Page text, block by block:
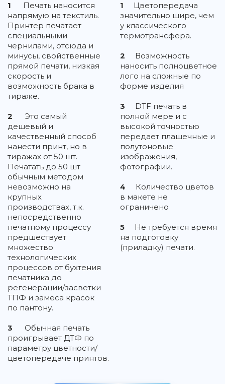
1
Печать наносится
напрямую на текстиль.
Принтер печатает
специальными
чернилами, отсюда и
минусы, свойственные
прямой печати, низкая
скорость и
возможность брака в
тираже.
2
Это самый
дешевый и
качественный способ
нанести принт, но в
тиражах от 50 шт.
Печатать до 50 шт
обычным методом
невозможно на
крупных
производствах, т.к.
непосредственно
печатному процессу
предшествует
множество
технологических
процессов от бухтения
печатника до
регенерации/засветки
ТПФ и замеса красок
по пантону.
3
Обычная печать
проигрывает ДТФ по
параметру цветности/
цветопередаче принтов.
1
Цветопередача
значительно шире, чем
у классического
термотрансфера.
2
Возможность
наносить полноцветное
лого на сложные по
форме изделия
3
DTF печать в
полной мере и с
высокой точностью
передает плашечные и
полутоновые
изображения,
фотографии.
4
Количество цветов
в макете не
ограничено
5
Не требуется время
на подготовку
(приладку) печати.